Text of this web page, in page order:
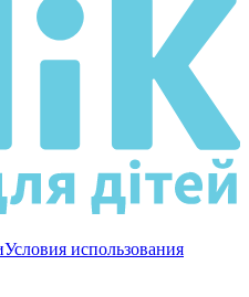
Условия использования